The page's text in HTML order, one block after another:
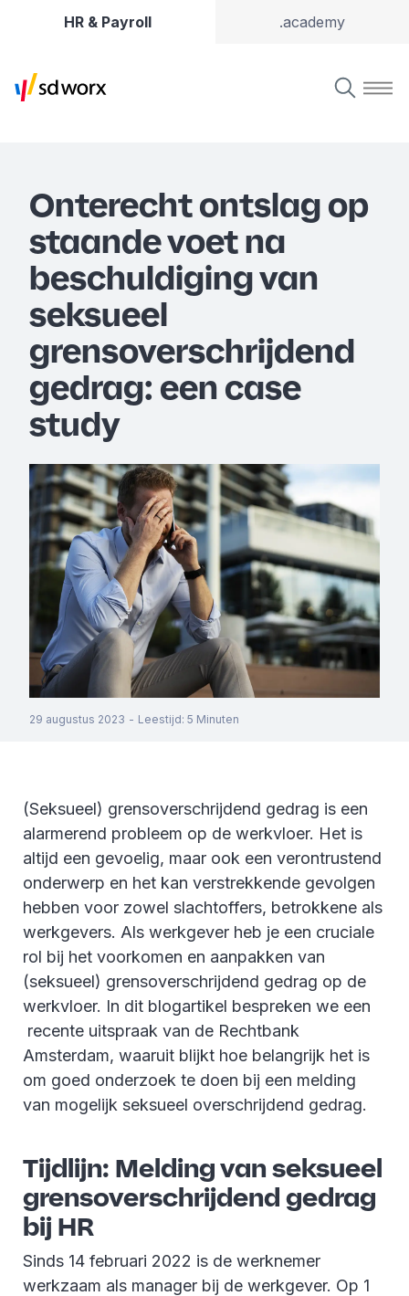
HR & Payroll .academy
Onterecht ontslag op
staande voet na
beschuldiging van
seksueel
grensoverschrijdend
gedrag: een case
study
29 augustus 2023 - Leestijd: 5 Minuten
(Seksueel) grensoverschrijdend gedrag is een
alarmerend probleem op de werkvloer. Het is
altijd een gevoelig, maar ook een verontrustend
onderwerp en het kan verstrekkende gevolgen
hebben voor zowel slachtoffers, betrokkene als
werkgevers. Als werkgever heb je een cruciale
rol bij het voorkomen en aanpakken van
(seksueel) grensoverschrijdend gedrag op de
werkvloer. In dit blogartikel bespreken we een
recente uitspraak van de Rechtbank
Amsterdam, waaruit blijkt hoe belangrijk het is
om goed onderzoek te doen bij een melding
van mogelijk seksueel overschrijdend gedrag.
Tijdlijn: Melding van seksueel
grensoverschrijdend gedrag
bij HR
Sinds 14 februari 2022 is de werknemer
werkzaam als manager bij de werkgever. Op 1